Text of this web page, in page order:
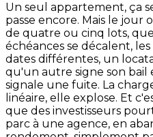
Un seul appartement, ça
passe encore. Mais le jour
de quatre ou cinq lots,
échéances se décalent,
dates différentes, un
qu'un autre signe son bail
signale une fuite. La
linéaire, elle explose. Et
que des investisseurs
parc à une agence, en